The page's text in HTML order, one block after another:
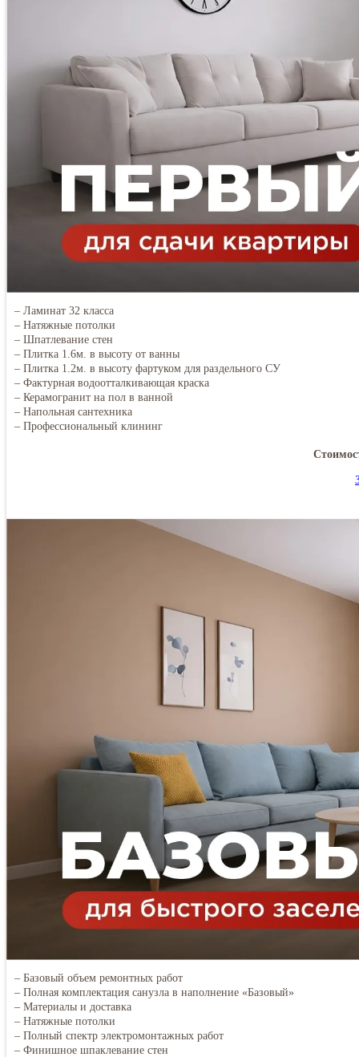
– Ламинат 32 класса
– Натяжные потолки
– Шпатлевание стен
– Плитка 1.6м. в высоту от ванны
– Плитка 1.2м. в высоту фартуком для раздельного СУ
– Фактурная водоотталкивающая краска
– Керамогранит на пол в ванной
– Напольная сантехника
– Профессиональный клининг
– Базовый объем ремонтных работ
– Полная комплектация санузла в наполнение «Базовый»
– Материалы и доставка
– Натяжные потолки
– Полный спектр электромонтажных работ
– Финишное шпаклевание стен